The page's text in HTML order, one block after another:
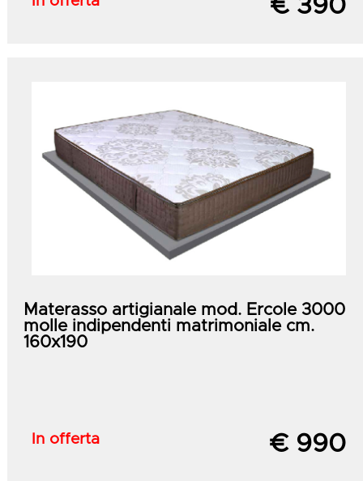
€ 390
Materasso artigianale mod. Ercole 3000
molle indipendenti matrimoniale cm.
160x190
In offerta € 990